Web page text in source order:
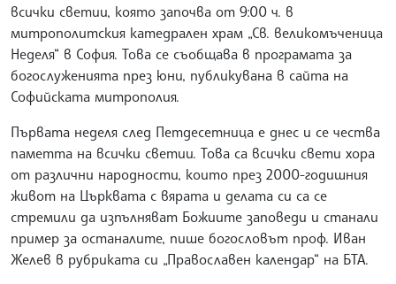
всички светии, която започва от 9:00 ч. в
митрополитския катедрален храм „Св. великомъченица
Неделя“ в София. Това се съобщава в програмата за
богослуженията през юни, публикувана в сайта на
Софийската митрополия.
Първата неделя след Петдесетница е днес и се чества
паметта на всички светии. Това са всички свети хора
от различни народности, които през 2000-годишния
живот на Църквата с вярата и делата си са се
стремили да изпълняват Божиите заповеди и станали
пример за останалите, пише богословът проф. Иван
Желев в рубриката си „Православен календар“ на БТА.